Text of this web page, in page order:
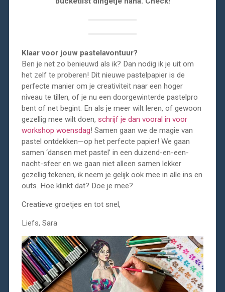
Klaar voor jouw pastelavontuur?
Ben je net zo benieuwd als ik? Dan nodig ik je uit om
het zelf te proberen! Dit nieuwe pastelpapier is de
perfecte manier om je creativiteit naar een hoger
niveau te tillen, of je nu een doorgewinterde pastelpro
bent of net begint. En als je meer wilt leren, of gewoon
gezellig mee wilt doen, schrijf je dan vooral in voor
workshop woensdag! Samen gaan we de magie van
pastel ontdekken—op het perfecte papier! We gaan
samen ‘dansen met pastel’ in een duizend-en-een-
nacht-sfeer en we gaan niet alleen samen lekker
gezellig tekenen, ik neem je gelijk ook mee in alle ins en
outs. Hoe klinkt dat? Doe je mee?
Creatieve groetjes en tot snel,
Liefs, Sara